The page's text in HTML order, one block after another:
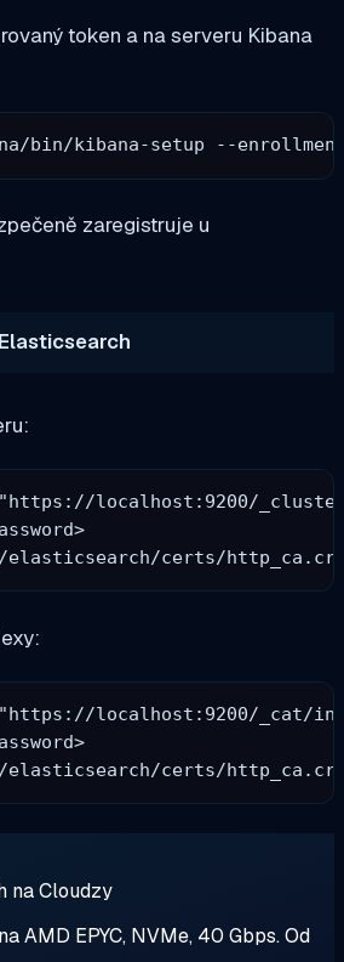
token a na serveru Kibana
zaregistruje u
localhost:9200/
localhost:9200/_cat/
na Cloudzy
AMD EPYC, NVMe, 40 Gbps. Od